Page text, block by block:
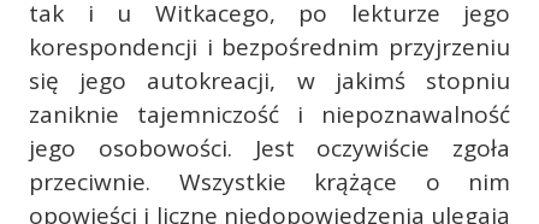
tak i u Witkacego, po lekturze jego
korespondencji i bezpośrednim przyjrzeniu
się jego autokreacji, w jakimś stopniu
zaniknie tajemniczość i niepoznawalność
jego osobowości. Jest oczywiście zgoła
przeciwnie. Wszystkie krążące o nim
opowieści i liczne niedopowiedzenia ulegają